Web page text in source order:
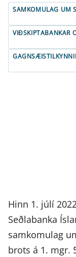
SAMKOMULAG UM
VIÐSKIPTABANKAR
Hinn 1. júlí
Seðlabanka
samkomulag
brots á 1. mgr.